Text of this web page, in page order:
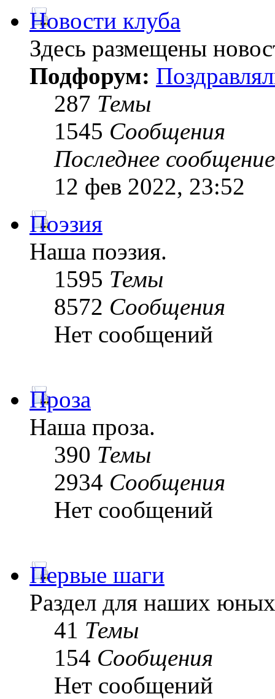
Новости клуба
Здесь размещены
Подфорум:
287 Темы
1545 Сообщения
Последнее сообщение
12 фев 2022, 23:52
Поэзия
Наша поэзия.
1595 Темы
8572 Сообщения
Нет сообщений
Проза
Наша проза.
390 Темы
2934 Сообщения
Нет сообщений
Первые шаги
Раздел для наших
41 Темы
154 Сообщения
Нет сообщений